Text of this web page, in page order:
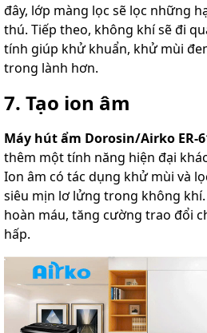
đây, lớp màng lọc sẽ lọc những
thú. Tiếp theo, không khí sẽ đi
tính giúp khử khuẩn, khử mùi
trong lành hơn.
7. Tạo ion âm
Máy hút ẩm Dorosin/Airko ER-
thêm một tính năng hiện đại
Ion âm có tác dụng khử mùi và
siêu mịn lơ lửng trong không
hoàn máu, tăng cường trao đổi
hấp.